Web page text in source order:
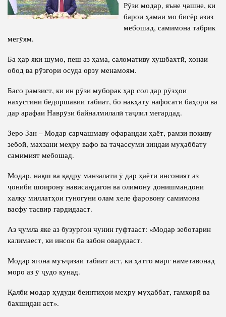
Салоҳият
Тарҷумаи ҳол
Китобҳо
Хадамоти матбуот
ПРЕЗИДЕНТИ ҶУМҲУРИИ ТОҶИКИСТОН
Сохтори Институт
Роҳбарон ва кормандон
Рӯзи модар, яъне ҷашне, ки
барои ҳамаи мо бисёр азиз
мебошад, самимона табрик
мегӯям.
Ба ҳар яки шумо, пеш аз ҳама, саломативу хушбахтӣ, хонаи
обод ва рӯзгори осуда орзу менамоям.
Басо рамзист, ки ин рӯзи муборак ҳар сол дар рӯзҳои
нахустини бедоршавии табиат, бо накҳату нафосати баҳорӣ ва
дар арафаи Наврӯзи байналмилалӣ таҷлил мегардад.
Зеро Зан – Модар сарчашмаву офарандаи ҳаёт, рамзи покиву
зебоӣ, махзани меҳру вафо ва таҷассуми зиндаи муҳаббату
самимият мебошад.
Модар, нақш ва қадру манзалати ӯ дар ҳаёти инсоният аз
ҷониби шоирону нависандагон ва олимону донишмандони
халқу миллатҳои гуногуни олам хеле фаровону самимона
васфу тасвир гардидааст.
Аз ҷумла яке аз бузургон чунин гуфтааст: «Модар зеботарин
калимаест, ки инсон ба забон овардааст.
Модар ягона муъҷизаи табиат аст, ки ҳатто марг наметавонад
моро аз ӯ ҷудо кунад.
Қалби модар ҳудуди беинтиҳои меҳру муҳаббат, ғамхорӣ ва
бахшидан аст».